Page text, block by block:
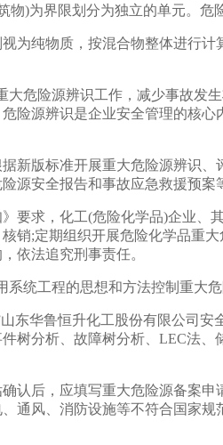
)为界限划分为独立的单元。危
纯物质，按混合物整体进行计
险源辨识工作，减少事故发
险源辨识是企业安全管理的核
版标准开展重大危险源辨识、
源安全报告和事故应急救援预案
求，化工(危险化学品)企业、
销;定期组织开展危险化学品重
依法追究刑事责任。
工程的思想和方法控制重大危
华鲁恒升化工股份有限公司安
树分析、故障树分析、LEC法
后，应填写重大危险源备案申
通风、消防设施等不符合国家规